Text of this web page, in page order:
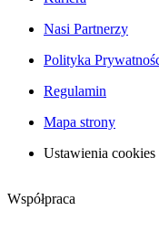
Nasi Partnerzy
Polityka
Regulamin
Mapa strony
Ustawienia cookies
Współpraca